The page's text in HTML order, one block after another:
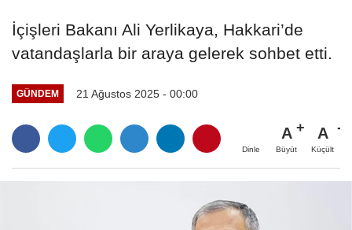
İçişleri Bakanı Ali Yerlikaya, Hakkari’de
vatandaşlarla bir araya gelerek sohbet etti.
GÜNDEM 21 Ağustos 2025 - 00:00
Dinle
A
Büyüt
A
Küçült